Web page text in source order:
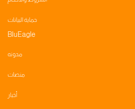
حماية البيانات
BluEagle
مدونه
منصات
أخبار